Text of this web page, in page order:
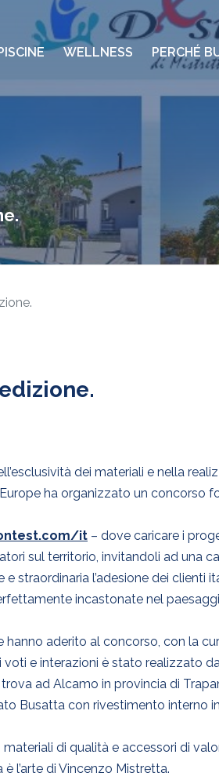
dei materiali e nella
ha organizzato un
it – dove caricare i
sul territorio, invitandoli ad una
straordinaria l’adesione dei clienti
incastonate nel
hanno aderito al concorso, con la
e interazioni è stato realizzato
ad Alcamo in provincia di
Busatta con rivestimento interno
di qualità e accessori di
l’arte di Vincenzo Mistretta.
WELLNESS PERCHÉ